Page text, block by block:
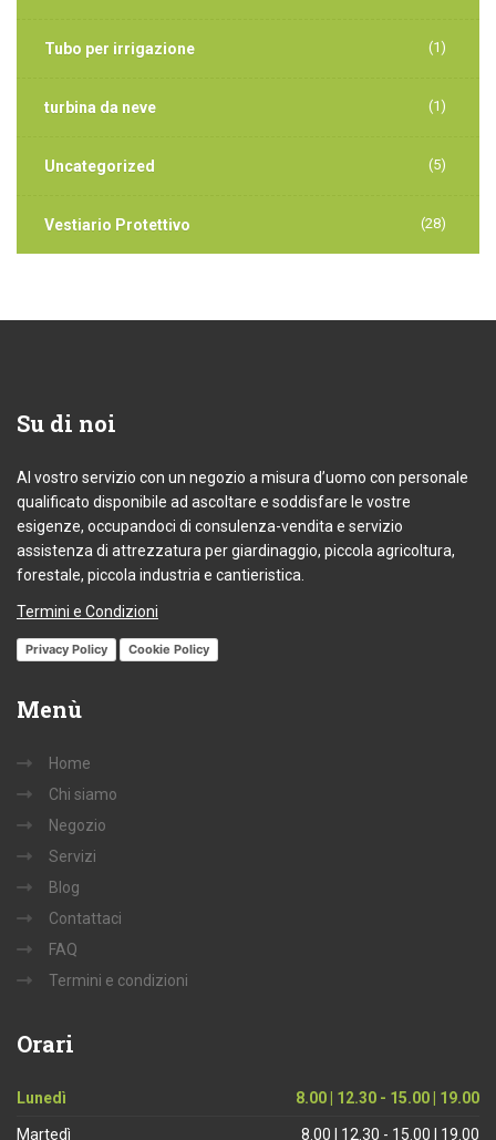
Tubo per irrigazione (1)
turbina da neve (1)
Uncategorized (5)
Vestiario Protettivo (28)
Su di noi
Al vostro servizio con un negozio a misura d’uomo con personale
qualificato disponibile ad ascoltare e soddisfare le vostre
esigenze, occupandoci di consulenza-vendita e servizio
assistenza di attrezzatura per giardinaggio, piccola agricoltura,
forestale, piccola industria e cantieristica.
Termini e Condizioni
Privacy Policy Cookie Policy
Menù
Home
Chi siamo
Negozio
Servizi
Blog
Contattaci
FAQ
Termini e condizioni
Orari
Lunedì 8.00 | 12.30 - 15.00 | 19.00
Martedì 8.00 | 12.30 - 15.00 | 19.00